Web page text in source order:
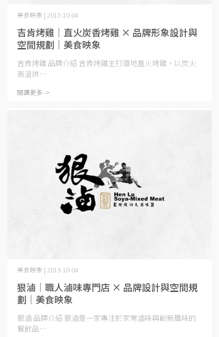
吉肯烤雞｜直火炭香烤雞 × 品牌形象設計與
空間規劃｜美食映象
美食映象 | 2013-10-04
吉肯烤雞 品牌介紹 吉肯烤雞主打道地直火烤雞，以炭火
高溫烘⋯
閱讀更多 ->
狠滷｜職人滷味專門店 × 品牌設計與空間規
劃｜美食映象
美食映象 | 2013-10-04
狠滷 品牌介紹 狠滷是一家專注於家常滷味與創新風味的
餐飲品⋯